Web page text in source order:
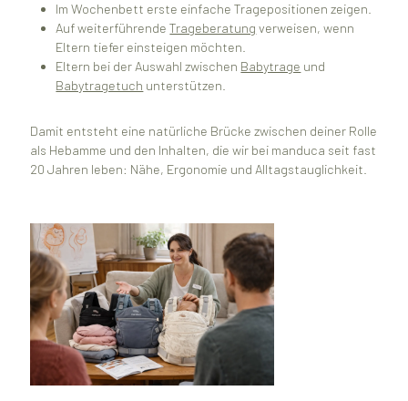
Im Wochenbett erste einfache Tragepositionen zeigen.
Auf weiterführendeTrageberatung verweisen, wenn
Eltern tiefer einsteigen möchten.
Eltern bei der Auswahl zwischen Babytrage und
Babytragetuch unterstützen.
Damit entsteht eine natürliche Brücke zwischen deiner Rolle
als Hebamme und den Inhalten, die wir bei manduca seit fast
20 Jahren leben: Nähe, Ergonomie und Alltagstauglichkeit.